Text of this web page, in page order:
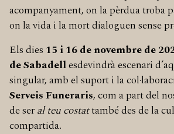
acompanyament, on la pèrdua troba
on la vida i la mort dialoguen sense
Els dies 15 i 16 de novembre de
de Sabadellesdevindrà escenari
singular, amb el suport i la
Serveis Funeraris, com a part del
de seral teu costattambé des de la
compartida.